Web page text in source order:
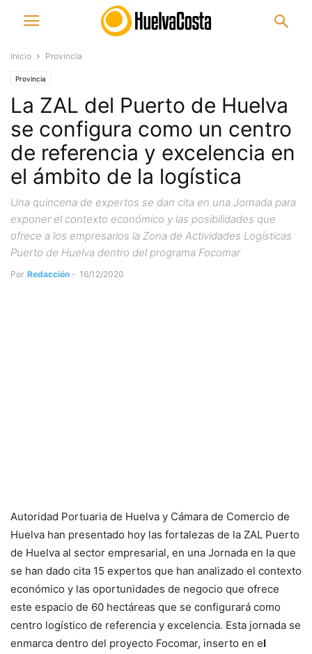
Inicio Provincia
Provincia
La ZAL del Puerto de Huelva
se configura como un centro
de referencia y excelencia en
el ámbito de la logística
Una quincena de expertos se dan cita en una Jornada para
exponer el contexto económico y las posibilidades que
ofrece a los empresarios la Zona de Actividades Logísticas
Puerto de Huelva dentro del programa Focomar
Por Redacción - 16/12/2020
Autoridad Portuaria de Huelva y Cámara de Comercio de
Huelva han presentado hoy las fortalezas de la ZAL Puerto
de Huelva al sector empresarial, en una Jornada en la que
se han dado cita 15 expertos que han analizado el contexto
económico y las oportunidades de negocio que ofrece
este espacio de 60 hectáreas que se configurará como
centro logístico de referencia y excelencia. Esta jornada se
enmarca dentro del proyecto Focomar, inserto en el